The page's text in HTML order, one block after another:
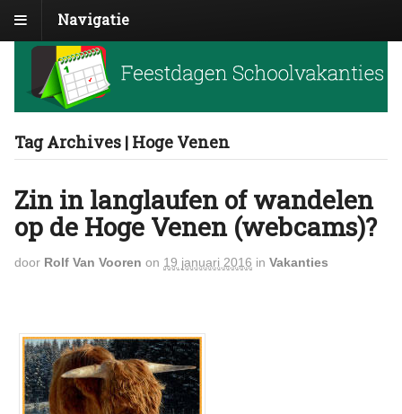
Navigatie
Tag Archives | Hoge Venen
Zin in langlaufen of wandelen
op de Hoge Venen (webcams)?
door Rolf Van Vooren on 19 januari 2016 in Vakanties